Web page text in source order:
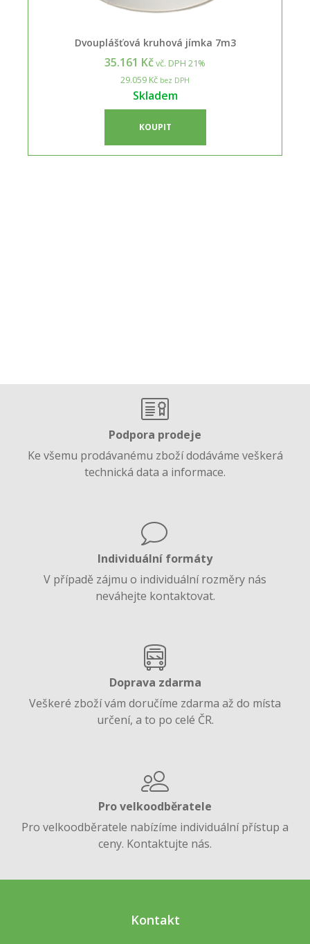
Dvouplášťová kruhová jímka 7m3
35.161 Kčvč. DPH 21%
29.059 Kč bez DPH
Skladem
KOUPIT
Podpora prodeje
Ke všemu prodávanému zboží dodáváme veškerá
technická data a informace.
Individuální formáty
V případě zájmu o individuální rozměry nás
neváhejte kontaktovat.
Doprava zdarma
Veškeré zboží vám doručíme zdarma až do místa
určení, a to po celé ČR.
Pro velkoodběratele
Pro velkoodběratele nabízíme individuální přístup a
ceny. Kontaktujte nás.
Kontakt